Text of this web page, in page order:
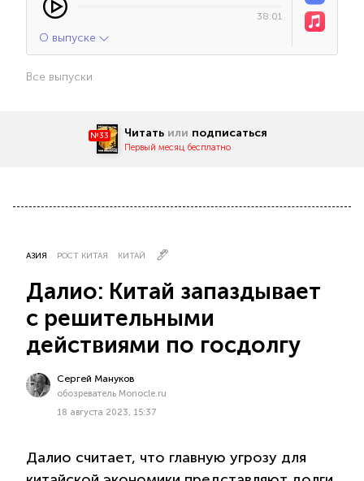
38:01
О выпуске
Все выпуски
№33 Читать или подписаться
Первый месяц бесплатно
АЗИЯ РОСТ КИТАЯ КИТАЙ
Далио: Китай запаздывает
с решительными
действиями по госдолгу
Сергей Мануков
обозреватель Monocle.ru
18 августа 2023, 15:37
Далио считает, что главную угрозу для